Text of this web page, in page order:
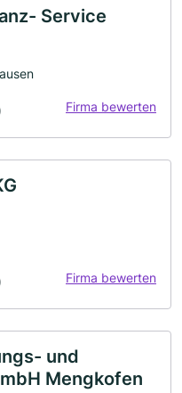
Service
Firma bewerten
Firma bewerten
und
Mengkofen